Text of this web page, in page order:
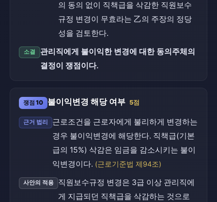
의 동의 없이 직책급을 삭감한 직원보수
규정 변경이 무효라는 乙의 주장의 정당
성을 검토한다.
소결
관리직에게 불이익한 변경에 대한 동의주체의
결정이 쟁점이다.
쟁점 10 불이익변경 해당 여부 5점
근거 법리
근로조건을 근로자에게 불리하게 변경하는
경우 불이익변경에 해당한다. 직책급(기본
급의 15%) 삭감은 임금을 감소시키는 불이
익변경이다. (근로기준법 제94조)
사안의 적용
직원보수규정 변경은 3급 이상 관리직에
게 지급되던 직책급을 삭감하는 것으로